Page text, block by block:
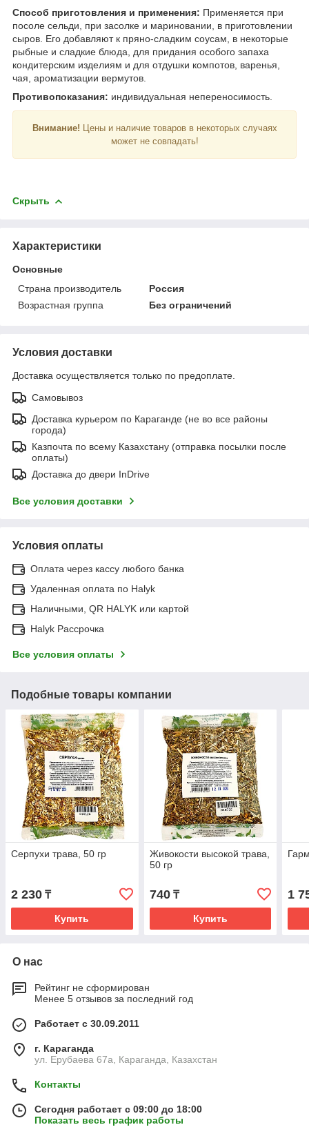
Способ приготовления и применения: Применяется при
посоле сельди, при засолке и мариновании, в приготовлении
сыров. Его добавляют к пряно-сладким соусам, в некоторые
рыбные и сладкие блюда, для придания особого запаха
кондитерским изделиям и для отдушки компотов, варенья,
чая, ароматизации вермутов.
Противопоказания: индивидуальная непереносимость.
Внимание! Цены и наличие товаров в некоторых случаях
может не совпадать!
Скрыть
Характеристики
Основные
Страна производитель
Россия
Возрастная группа
Без ограничений
Условия доставки
Доставка осуществляется только по предоплате.
Самовывоз
Доставка курьером по Караганде (не во все районы
города)
Казпочта по всему Казахстану (отправка посылки после
оплаты)
Доставка до двери InDrive
Все условия доставки
Условия оплаты
Оплата через кассу любого банка
Удаленная оплата по Halyk
Наличными, QR HALYK или картой
Halyk Рассрочка
Все условия оплаты
Подобные товары компании
Серпухи трава, 50 гр
2 230 ₸
Купить
Живокости высокой трава,
50 гр
740₸
Купить
1
О нас
Рейтинг не сформирован
Менее 5 отзывов за последний год
Работает с 30.09.2011
г. Караганда
ул. Ерубаева 67а, Караганда, Казахстан
Контакты
Сегодня работает с 09:00 до 18:00
Показать весь график работы